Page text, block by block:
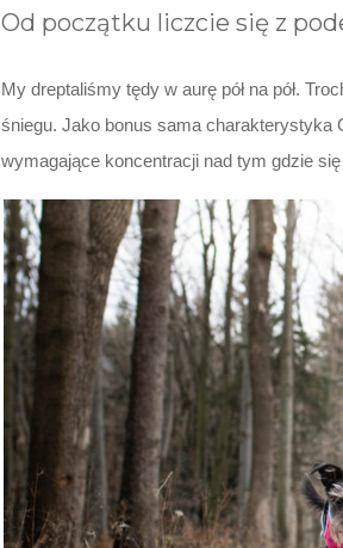
Od początku liczcie się z
My dreptaliśmy tędy w aurę pół na pół.
śniegu. Jako bonus sama charakterystyka
wymagające koncentracji nad tym gdzie